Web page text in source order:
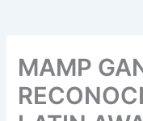
MAMP